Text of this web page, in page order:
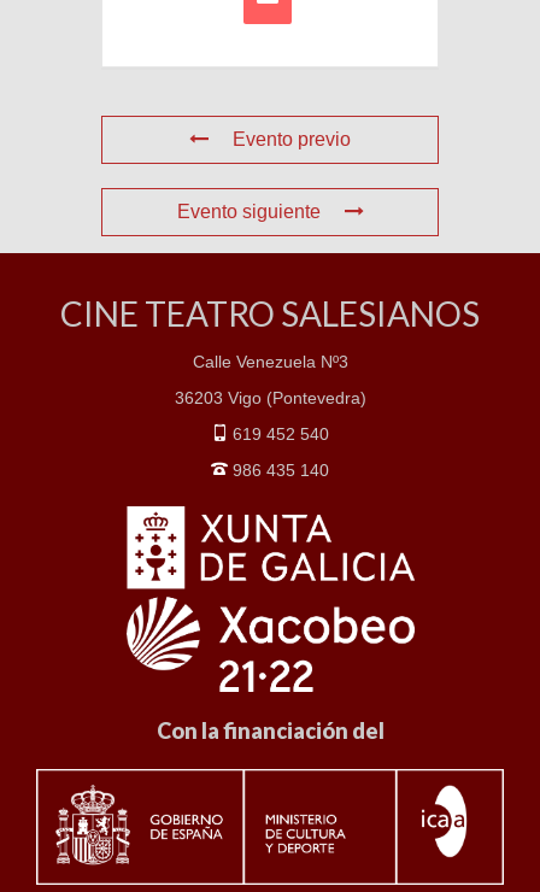
Evento previo
Evento siguiente
CINE TEATRO SALESIANOS
Calle Venezuela Nº3
36203 Vigo (Pontevedra)
619 452 540
986 435 140
Con la financiación del